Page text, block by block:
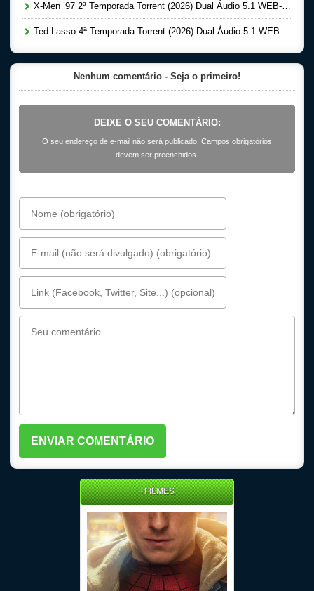
X-Men ’97 2ª Temporada Torrent (2026) Dual Áudio 5.1 WEB-DL 1080p
Ted Lasso 4ª Temporada Torrent (2026) Dual Áudio 5.1 WEB-DL 1080p
Nenhum comentário - Seja o primeiro!
DEIXE O SEU COMENTÁRIO:
O seu endereço de e-mail não será publicado. Campos obrigatórios
devem ser preenchidos.
+FILMES